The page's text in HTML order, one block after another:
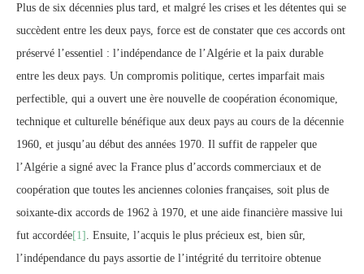
Plus de six décennies plus tard, et malgré les crises et les détentes qui se
succèdent entre les deux pays, force est de constater que ces accords ont
préservé l’essentiel : l’indépendance de l’Algérie et la paix durable
entre les deux pays. Un compromis politique, certes imparfait mais
perfectible, qui a ouvert une ère nouvelle de coopération économique,
technique et culturelle bénéfique aux deux pays au cours de la décennie
1960, et jusqu’au début des années 1970. Il suffit de rappeler que
l’Algérie a signé avec la France plus d’accords commerciaux et de
coopération que toutes les anciennes colonies françaises, soit plus de
soixante-dix accords de 1962 à 1970, et une aide financière massive lui
fut accordée[1] . Ensuite, l’acquis le plus précieux est, bien sûr,
l’indépendance du pays assortie de l’intégrité du territoire obtenue